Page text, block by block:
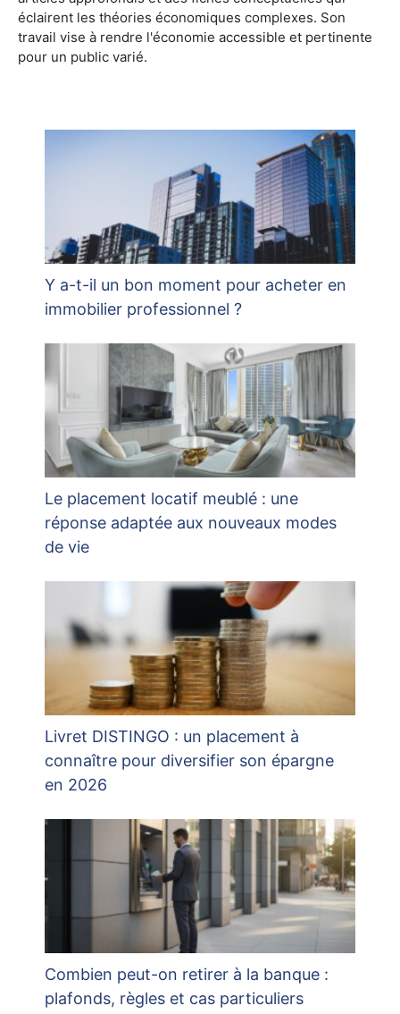
éclairent les théories économiques complexes. Son
travail vise à rendre l'économie accessible et pertinente
pour un public varié.
Y a-t-il un bon moment pour acheter en
immobilier professionnel ?
Le placement locatif meublé : une
réponse adaptée aux nouveaux modes
de vie
Livret DISTINGO : un placement à
connaître pour diversifier son épargne
en 2026
Combien peut-on retirer à la banque :
plafonds, règles et cas particuliers